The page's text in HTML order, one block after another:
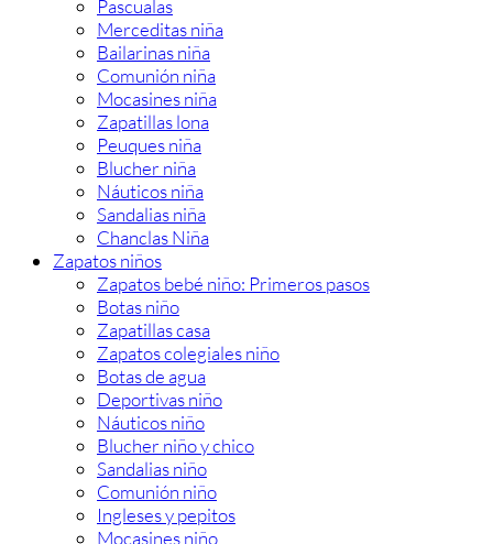
Pascualas
Merceditas niña
Bailarinas niña
Comunión niña
Mocasines niña
Zapatillas lona
Peuques niña
Blucher niña
Náuticos niña
Sandalias niña
Chanclas Niña
Zapatos niños
Zapatos bebé niño: Primeros pasos
Botas niño
Zapatillas casa
Zapatos colegiales niño
Botas de agua
Deportivas niño
Náuticos niño
Blucher niño y chico
Sandalias niño
Comunión niño
Ingleses y pepitos
Mocasines niño